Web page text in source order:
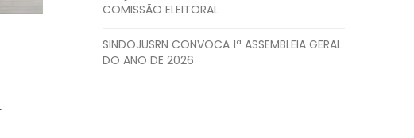
COMISSÃO ELEITORAL
SINDOJUSRN CONVOCA 1ª ASSEMBLEIA GERAL
DO ANO DE 2026